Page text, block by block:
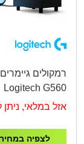
רמקולים גיימרים
Logitech G560
PC
אזל במלאי, ניתן
לצפיה